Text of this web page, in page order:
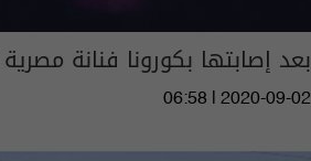
بعد إصابتها بكورونا فنانة
06:58 | 2020-09-02